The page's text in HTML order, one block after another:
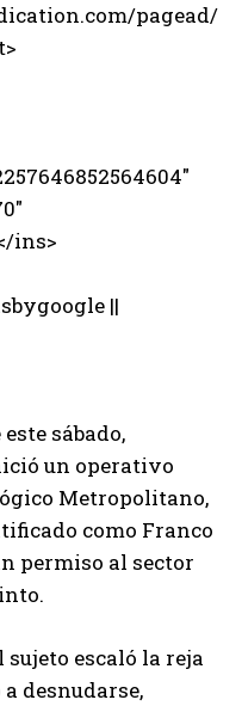
pagead/
ins>
||
sábado,
un operativo
Metropolitano,
como Franco
permiso al sector
escaló la reja
desnudarse,